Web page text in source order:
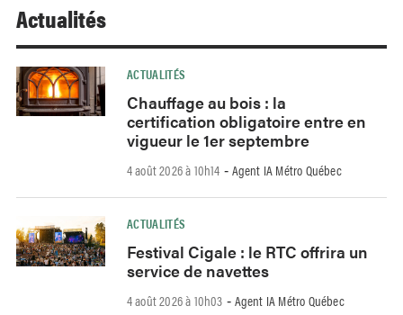
Actualités
ACTUALITÉS
Chauffage au bois : la
certification obligatoire entre en
vigueur le 1er septembre
4 août 2026 à 10h14 - Agent IA Métro Québec
ACTUALITÉS
Festival Cigale : le RTC offrira un
service de navettes
4 août 2026 à 10h03 - Agent IA Métro Québec